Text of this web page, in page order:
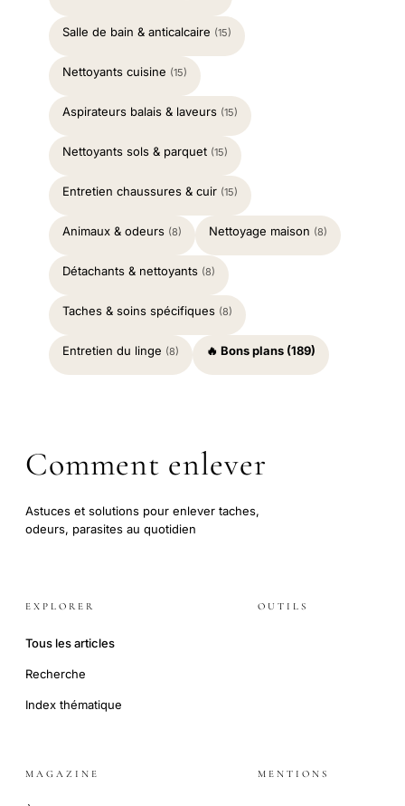
Salle de bain & anticalcaire (15)
Nettoyants cuisine (15)
Aspirateurs balais & laveurs (15)
Nettoyants sols & parquet (15)
Entretien chaussures & cuir (15)
Animaux & odeurs (8) Nettoyage maison (8)
Détachants & nettoyants (8)
Taches & soins spécifiques (8)
Entretien du linge (8) 🔥 Bons plans (189)
Comment enlever
Astuces et solutions pour enlever taches,
odeurs, parasites au quotidien
EXPLORER
Tous les articles
Recherche
Index thématique
OUTILS
MAGAZINE MENTIONS